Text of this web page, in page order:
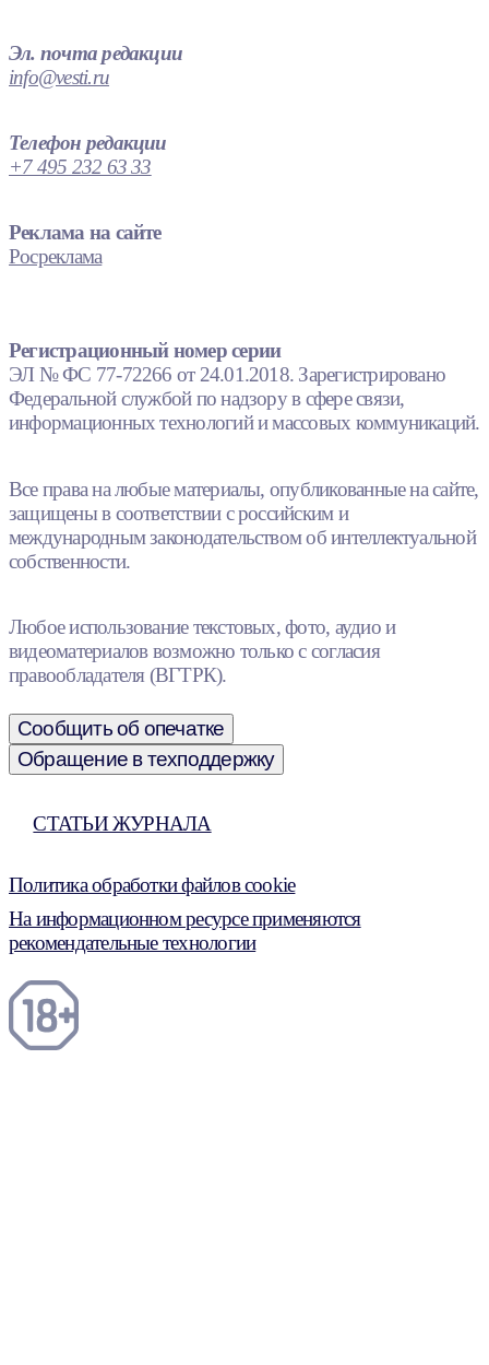
Эл. почта редакции
info@vesti.ru
Телефон редакции
+7 495 232 63 33
Реклама на сайте
Росреклама
Регистрационный номер серии
ЭЛ № ФС 77-72266 от 24.01.2018. Зарегистрировано
Федеральной службой по надзору в сфере связи,
информационных технологий и массовых коммуникаций.
Все права на любые материалы, опубликованные на сайте,
защищены в соответствии с российским и
международным законодательством об интеллектуальной
собственности.
Любое использование текстовых, фото, аудио и
видеоматериалов возможно только с согласия
правообладателя (ВГТРК).
Сообщить об опечатке
Обращение в техподдержку
СТАТЬИ ЖУРНАЛА
Политика обработки файлов cookie
На информационном ресурсе применяются
рекомендательные технологии